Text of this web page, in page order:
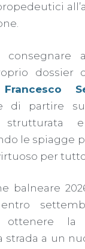
dossier
Francesco
di partire
strutturata e
le spiagge
per
balneare
entro
ottenere la
strada a un